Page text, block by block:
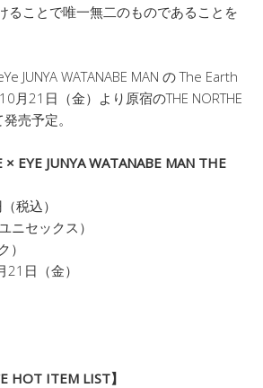
ることで唯一無二のものであることを
JUNYA WATANABE MAN の The Earth
月21日（金）より原宿のTHE NORTHE
売予定。
EYE JUNYA WATANABE MAN THE
税込）
ニセックス）
）
日（金）
HOT ITEM LIST】